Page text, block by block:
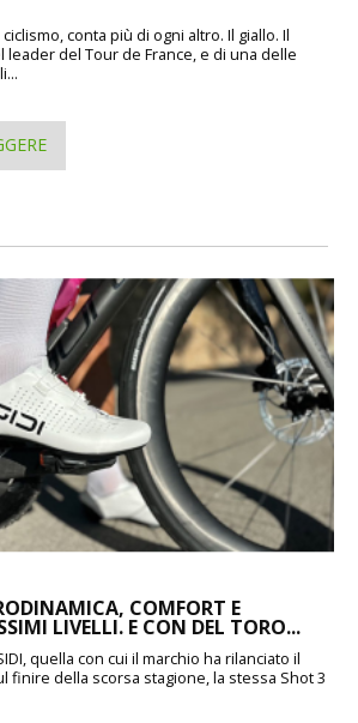
conta più di ogni altro. Il giallo. Il
leader del Tour de France, e di una delle
COMFORT E
LIVELLI. E CON DEL TORO...
quella con cui il marchio ha rilanciato il
finire della scorsa stagione, la stessa Shot 3